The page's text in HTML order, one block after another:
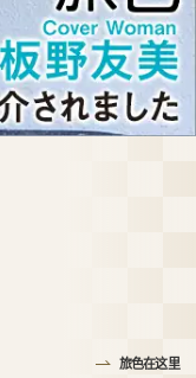
旅色在这里